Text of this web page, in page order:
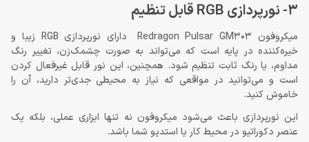
3- نورپردازی RGB قابل تنظیم
میکروفون Redragon Pulsar GM303 دارای نورپردازی RGB زیبا و
خیره‌کننده در پایه است که می‌تواند به صورت چشمک‌زن، تغییر رنگ
مداوم، یا رنگ ثابت تنظیم شود. همچنین، این نور قابل غیرفعال کردن
است و می‌توانید در مواقعی که نیاز به محیطی جدی‌تر دارید، آن را
خاموش کنید.
این نورپردازی باعث می‌شود میکروفون نه تنها ابزاری عملی، بلکه یک
عنصر دکوراتیو در محیط کار یا استدیو شما باشد.